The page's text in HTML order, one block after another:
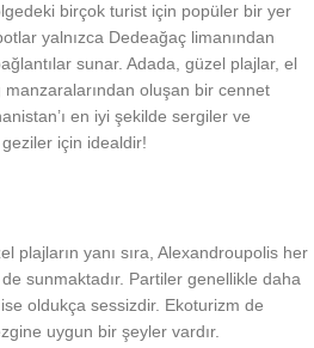
birçok turist için popüler bir yer
yalnızca Dedeağaç limanından
sunar. Adada, güzel plajlar, el
oluşan bir cennet
en iyi şekilde sergiler ve
için idealdir!
plajların yanı sıra, Alexandroupolis her
sunmaktadır. Partiler genellikle daha
oldukça sessizdir. Ekoturizm de
uygun bir şeyler vardır.